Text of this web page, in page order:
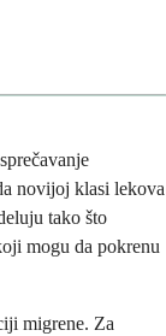
novijoj klasi lekova
tako što
mogu da pokrenu
migrene. Za